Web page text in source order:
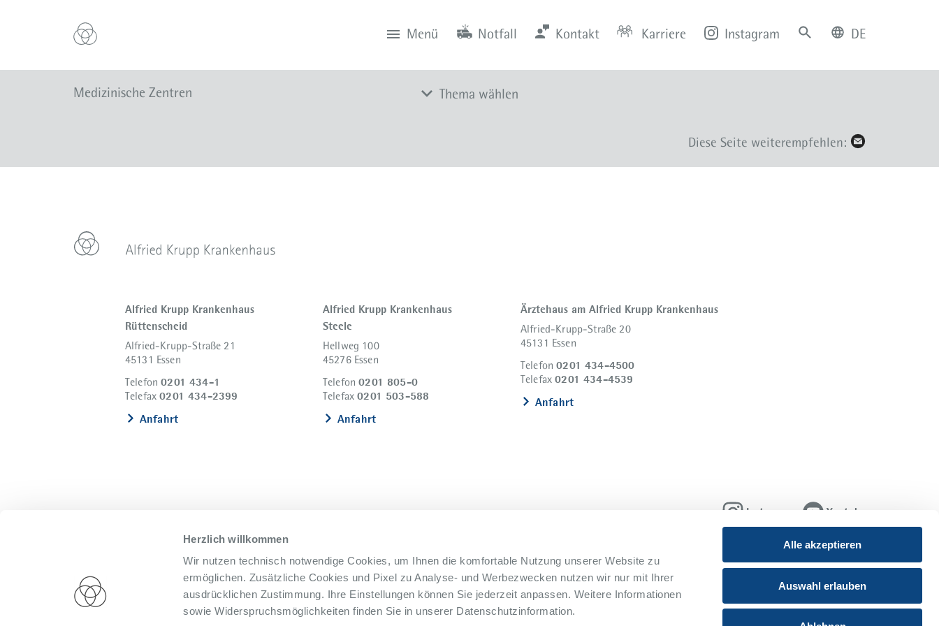
Herzlich willkommen
Wir nutzen technisch notwendige Cookies, um Ihnen die komfortable Nutzung unserer Website zu
ermöglichen. Zusätzliche Cookies und Pixel zu Analyse- und Werbezwecken nutzen wir nur mit Ihrer
ausdrücklichen Zustimmung. Ihre Einstellungen können Sie jederzeit anpassen. Weitere Informationen
sowie Widerspruchsmöglichkeiten finden Sie in unserer Datenschutzinformation.
Alle akzeptieren
Auswahl erlauben
Menü Notfall Kontakt Karriere Instagram DE
Medizinische Zentren Thema wählen
Alterstraumazentrum
Weaning-Zentrum
Diese Seite weiterempfehlen:
Alfried Krupp Krankenhaus
Rüttenscheid
Alfried-Krupp-Straße 21
45131 Essen
Telefon0201 434-1
Telefax0201 434-2399
Anfahrt
Alfried Krupp Krankenhaus
Steele
Hellweg 100
45276 Essen
Telefon0201 805-0
Telefax0201 503-588
Anfahrt
Ärztehaus am Alfried Krupp Krankenhaus
Alfried-Krupp-Straße 20
45131 Essen
Telefon0201 434-4500
Telefax0201 434-4539
Anfahrt
© 2026 Alfried Krupp Krankenhaus
Impressum Datenschutz Presse Hinweisgebersystem Lieferkettensorgfaltspflicht
Instagram
Youtube